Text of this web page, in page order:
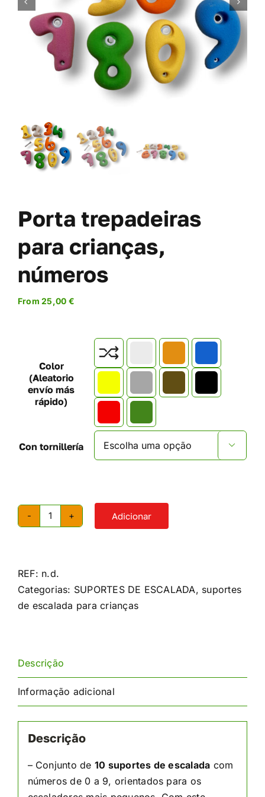
OFERTAS
SOBRE NÓS
BLOGUE
CARRITO
Porta trepadeiras
para crianças,
números
From 25,00 €
Color
(Aleatorio
envío más
rápido)
Con tornillería 
Quantidade
trepadeiras
para
crianças,
Adicionar
REF: n.d.
Categorias: SUPORTES DE ESCALADA, suportes
de escalada para crianças
Descrição
Informação adicional
Descrição
– Conjunto de 10 suportes de escalada com
números de 0 a 9, orientados para os